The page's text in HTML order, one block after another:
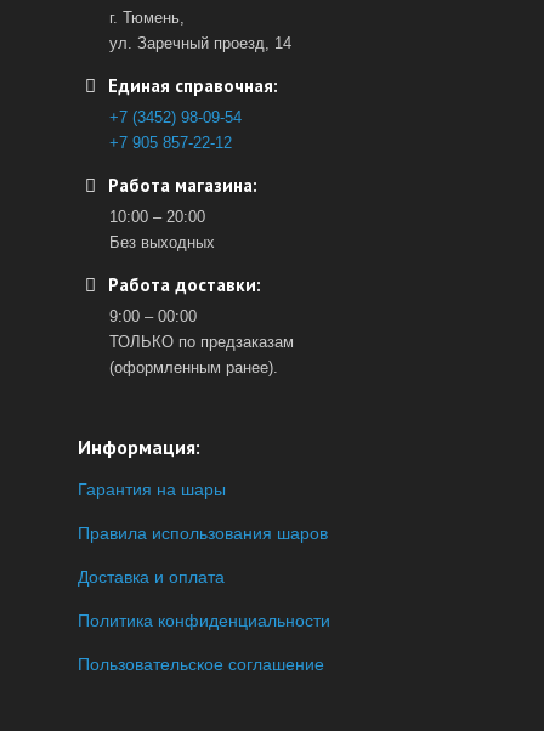
г. Тюмень,
ул. Заречный проезд, 14
Единая справочная:
+7 (3452) 98-09-54
+7 905 857-22-12
Работа магазина:
10:00 – 20:00
Без выходных
Работа доставки:
9:00 – 00:00
ТОЛЬКО по предзаказам
(оформленным ранее).
Информация:
Гарантия на шары
Правила использования шаров
Доставка и оплата
Политика конфиденциальности
Пользовательское соглашение